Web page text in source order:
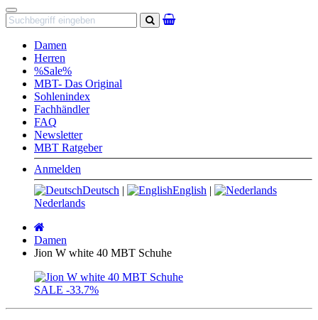
Navigation
Suchen
Damen
Herren
%Sale%
MBT- Das Original
Sohlenindex
Fachhändler
FAQ
Newsletter
MBT Ratgeber
Anmelden
Deutsch | English |
Nederlands
Damen
Jion W white 40 MBT Schuhe
SALE -33.7%